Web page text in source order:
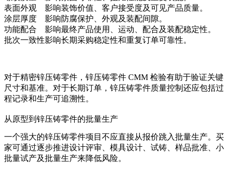
表面外观
影响装饰价值、客户接受度及可见产品质量。
涂层厚度
影响防腐保护、外观及装配间隙。
功能配合
影响最终产品使用、运动、配合及装配稳定性。
批次一致性影响长期采购稳定性和重复订单可靠性。
对于精密锌压铸零件， 锌压铸零件 CMM 检验有助于验证关键
尺寸和基准。对于长期订单， 锌压铸零件质量控制 还应包括过
程记录和生产可追溯性。
从原型到锌压铸零件的批量生产
一个强大的锌压铸零件项目不应直接从报价跳入批量生产。买
家可通过逐步推进设计评审、模具设计、试铸、样品批准、小
批量试产及批量生产来降低风险。